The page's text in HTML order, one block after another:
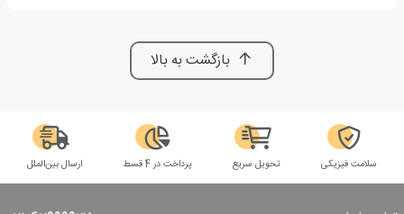
بازگشت به بالا
سلامت فیزیکی تحویل سریع پرداخت در 4 قسط ارسال بین‌الملل